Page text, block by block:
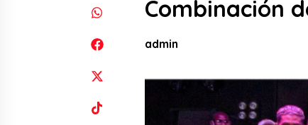
Combinación
admin